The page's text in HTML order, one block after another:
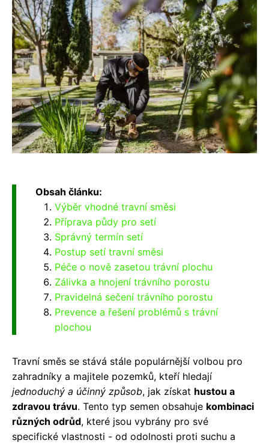
Obsah článku:
Výběr vhodné travní směsi
Příprava půdy pro setí
Správný termín setí
Postup setí travní směsi
Péče o nově zasetou trávní plochu
Zálivka a hnojení trávního porostu
Pravidelná sečení trávního porostu
Prevence a řešení problémů s trávní
plochou
Travní směs se stává stále populárnější volbou pro
zahradníky a majitele pozemků, kteří hledají
jednoduchý a účinný způsob, jak získat hustou a
zdravou trávu. Tento typ semen obsahuje kombinaci
různých odrůd, které jsou vybrány pro své
specifické vlastnosti - od odolnosti proti suchu a